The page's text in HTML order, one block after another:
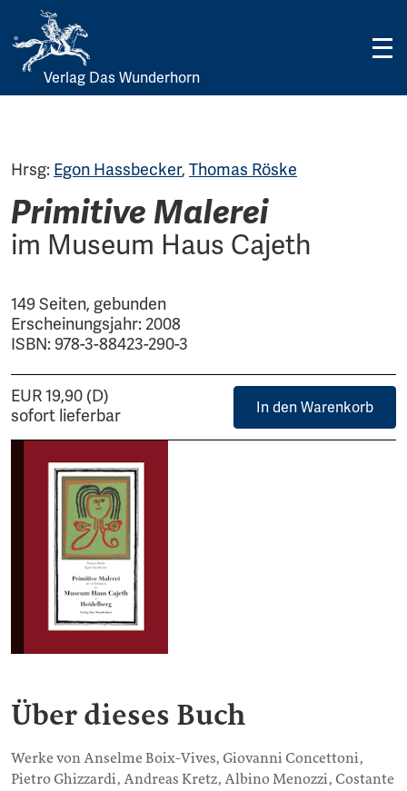
Skip
Verlag Das Wunderhorn
Hrsg: Egon Hassbecker, Thomas Röske
Primitive Malerei
im Museum Haus Cajeth
149 Seiten, gebunden
Erscheinungsjahr: 2008
ISBN: 978-3-88423-290-3
EUR 19,90 (D)
sofort lieferbar
In den Warenkorb
Über dieses Buch
Werke von Anselme Boix-Vives, Giovanni Concettoni,
Pietro Ghizzardi, Andreas Kretz, Albino Menozzi, Costante